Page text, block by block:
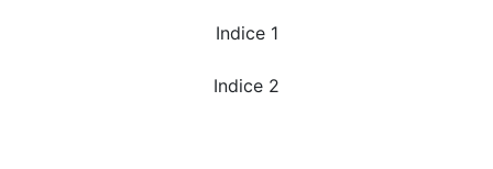
Indice 1
Indice 2